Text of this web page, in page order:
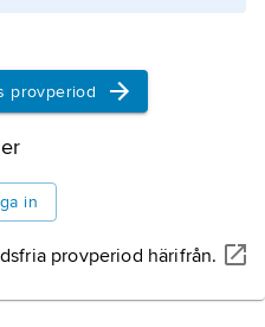
provperiod
in
provperiod härifrån.